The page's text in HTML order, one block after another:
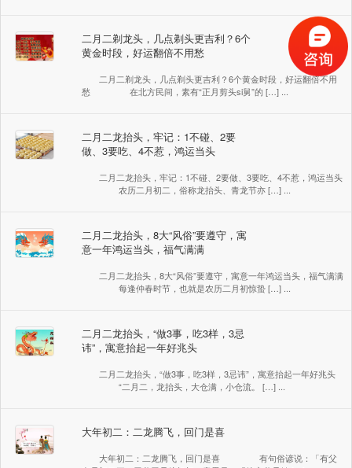
二月二剃龙头，几点剃头更吉利？6个
黄金时段，好运翻倍不用愁
二月二剃龙头，几点剃头更吉利？6个黄金时段，好运翻倍不用
愁 在北方民间，素有“正月剪头si舅”的 […] ...
二月二龙抬头，牢记：1不碰、2要
做、3要吃、4不惹，鸿运当头
二月二龙抬头，牢记：1不碰、2要做、3要吃、4不惹，鸿运当头
农历二月初二，俗称龙抬头、青龙节亦 […] ...
二月二龙抬头，8大“风俗”要遵守，寓
意一年鸿运当头，福气满满
二月二龙抬头，8大“风俗”要遵守，寓意一年鸿运当头，福气满满
每逢仲春时节，也就是农历二月初惊蛰 […] ...
二月二龙抬头，“做3事，吃3样，3忌
讳”，寓意抬起一年好兆头
二月二龙抬头，“做3事，吃3样，3忌讳”，寓意抬起一年好兆头
“二月二，龙抬头，大仓满，小仓流。 […] ...
大年初二：二龙腾飞，回门是喜
大年初二：二龙腾飞，回门是喜 有句俗谚说：「有父